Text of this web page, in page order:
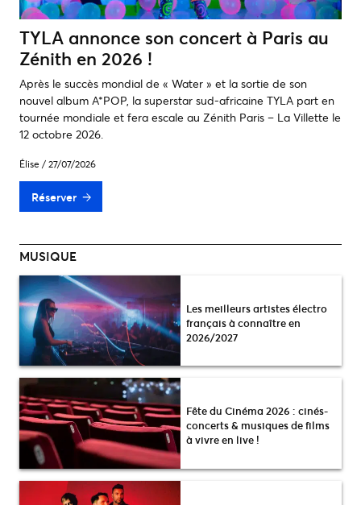
TYLA annonce son concert à Paris au
Zénith en 2026 !
Après le succès mondial de « Water » et la sortie de son
nouvel album A*POP, la superstar sud-africaine TYLA part en
tournée mondiale et fera escale au Zénith Paris – La Villette le
12 octobre 2026.
Élise / 27/07/2026
Réserver
MUSIQUE
Les meilleurs artistes électro
français à connaître en
2026/2027
Fête du Cinéma 2026 : cinés-
concerts & musiques de films
à vivre en live !